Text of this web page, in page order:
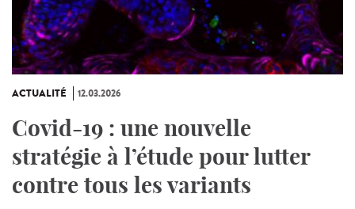
ACTUALITÉ 12.03.2026
Covid-19 : une nouvelle
stratégie à l’étude pour lutter
contre tous les variants